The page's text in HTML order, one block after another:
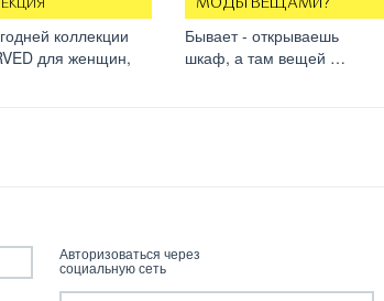
коллекции
для женщин,
Бывает - открываешь
шкаф, а там вещей …
Авторизоваться через
социальную сеть